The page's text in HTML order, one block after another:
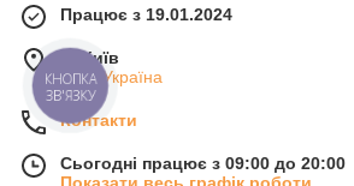
Працює з 19.01.2024
м. Київ
Київ, Україна
Контакти
Сьогодні працює з 09:00 до 20:00
КНОПКА
ЗВ'ЯЗКУ